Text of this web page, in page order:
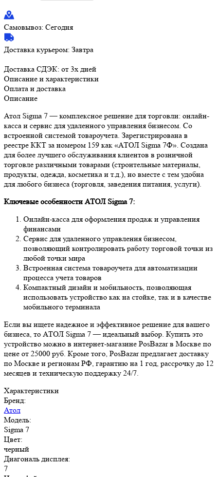
Самовывоз: Сегодня
Доставка курьером: Завтра
Доставка СДЭК: от 3х дней
Описание и характеристики
Оплата и доставка
Описание
Атол Sigma 7 — комплексное решение для торговли: онлайн-
касса и сервис для удаленного управления бизнесом. Со
встроенной системой товароучета. Зарегистрирована в
реестре ККТ за номером 159 как «АТОЛ Sigma 7Ф». Создана
для более лучшего обслуживания клиентов в розничной
торговле различными товарами (строительные материалы,
продукты, одежда, косметика и т.д.), но вместе с тем удобна
для любого бизнеса (торговля, заведения питания, услуги).
Ключевые особенности АТОЛ Sigma 7:
Онлайн-касса для оформления продаж и управления
финансами
Сервис для удаленного управления бизнесом,
позволяющий контролировать работу торговой точки из
любой точки мира
Встроенная система товароучета для автоматизации
процесса учета товаров
Компактный дизайн и мобильность, позволяющая
использовать устройство как на стойке, так и в качестве
мобильного терминала
Если вы ищете надежное и эффективное решение для вашего
бизнеса, то АТОЛ Sigma 7 — идеальный выбор. Купить это
устройство можно в интернет-магазине PosBazar в Москве по
цене от 25000 руб. Кроме того, PosBazar предлагает доставку
по Москве и регионам РФ, гарантию на 1 год, рассрочку до 12
месяцев и техническую поддержку 24/7.
Характеристики
Бренд:
Атол
Модель:
Sigma 7
Цвет:
черный
Диагональ дисплея:
7